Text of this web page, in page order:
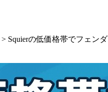
> Squierの低価格帯でフェン